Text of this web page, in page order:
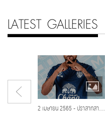
LATEST GALLERIES
2 เมษายน 2565 - ปราสาทสายฟ้า,บุรีรัมย์ ยูไนเต็ด,โจนาธาน โบลินกิ,นิตยสารออนไลน์ บุรีรัมย์ ยูไนเต็ด 2021/2022